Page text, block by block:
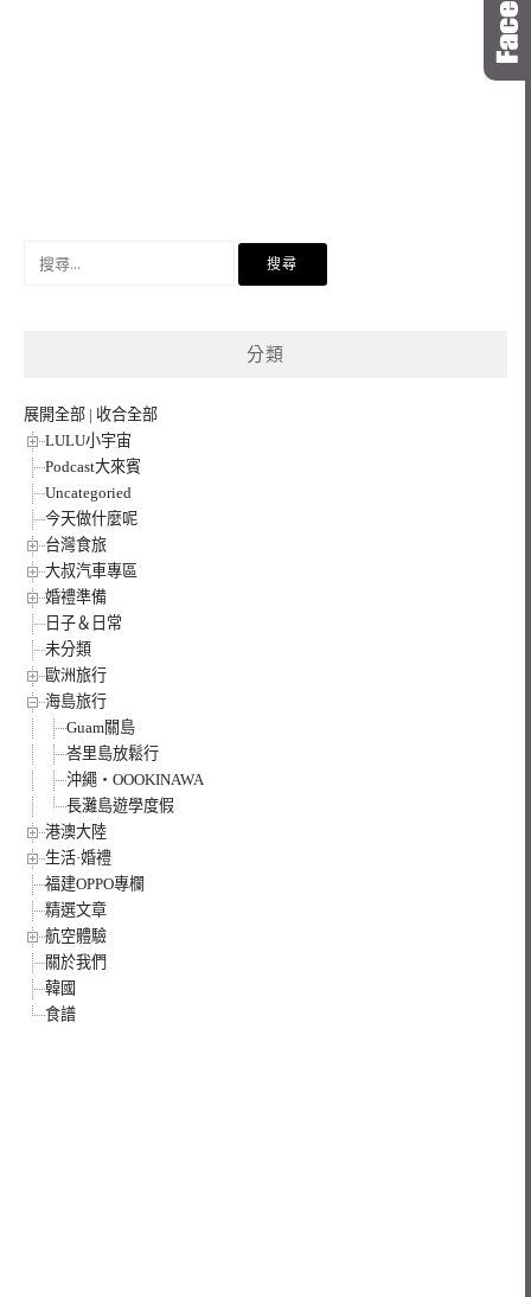
分類
展開全部 | 收合全部
LULU小宇宙
Podcast大來賓
Uncategoried
今天做什麼呢
台灣食旅
大叔汽車專區
婚禮準備
日子＆日常
未分類
歐洲旅行
海島旅行
Guam關島
峇里島放鬆行
沖繩‧OOOKINAWA
長灘島遊學度假
港澳大陸
生活·婚禮
福建OPPO專欄
精選文章
航空體驗
關於我們
韓國
食譜